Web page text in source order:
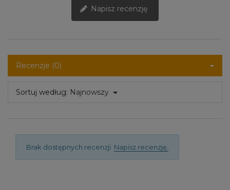
Napisz recenzję
Recenzje (0)
Sortuj według: Najnowszy
Brak dostępnych recenzji. Napisz recenzję.